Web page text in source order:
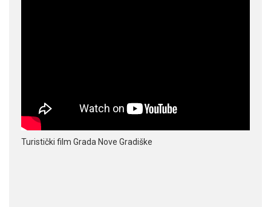
Turistički film Grada Nove Gradiške